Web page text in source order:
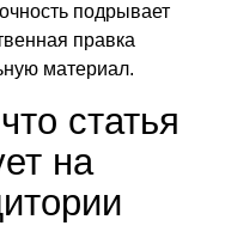
подрывает
правка
материал.
статья
на